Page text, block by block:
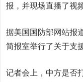
报，并现场直播了视
据美国国防部网站报
简报室举行了关于支
记者会上，中方是否